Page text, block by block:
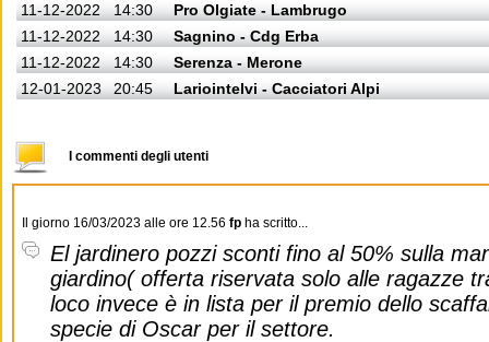
11-12-2022
14:30
Pro Olgiate - Lambrugo
11-12-2022
14:30
Sagnino - Cdg Erba
11-12-2022
14:30
Serenza - Merone
12-01-2023
20:45 Lariointelvi - Cacciatori Alpi
I commenti degli utenti
Il giorno 16/03/2023 alle ore 12.56 fp ha scritto...
El jardinero pozzi sconti fino al 50% sulla
giardino( offerta riservata solo alle ragazze
loco invece è in lista per il premio dello
specie di Oscar per il settore.